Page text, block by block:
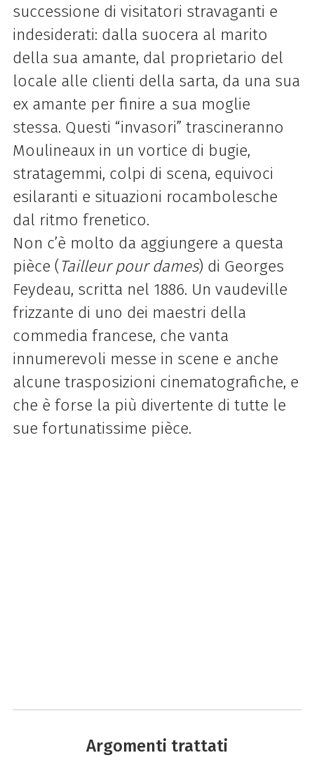
successione di visitatori stravaganti e
indesiderati: dalla suocera al marito
della sua amante, dal proprietario del
locale alle clienti della sarta, da una sua
ex amante per finire a sua moglie
stessa. Questi “invasori” trascineranno
Moulineaux in un vortice di bugie,
stratagemmi, colpi di scena, equivoci
esilaranti e situazioni rocambolesche
dal ritmo frenetico.
Non c’è molto da aggiungere a questa
pièce (Tailleur pour dames) di Georges
Feydeau, scritta nel 1886. Un vaudeville
frizzante di uno dei maestri della
commedia francese, che vanta
innumerevoli messe in scene e anche
alcune trasposizioni cinematografiche, e
che è forse la più divertente di tutte le
sue fortunatissime pièce.
Argomenti trattati